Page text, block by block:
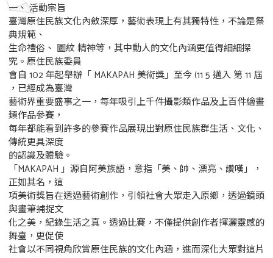
一、 活動宗旨
臺灣原住民族文化內斂深厚，藝術表現上有其獨特性，不論是祭
典規範、
生命禮俗、 圖紋 精神等，其中動人的文化內涵更值得細細探
究。原住民族委員
會自 102 年起舉辦「 MAKAPAH 美術獎」至今 (11 5 邁入 第 11 屆
，已經成為臺灣
藝術界重要盛事之一，每年吸引上千件攝影類作品及上百件繪畫
類作品參賽，
每年都能看到許多的參賽作品展現出對原住民族群生活、文化、
傳統更具深度
的認識及體驗。
「MAKAPAH 」源自阿美族語，意指「美、帥、漂亮、讚嘆」，
正如其名，這
項美術獎旨在透過藝術創作，引領社會大眾走入原鄉，透過鏡頭
與畫筆捕捉文
化之美，紀錄生活之真。透過比賽，不僅提供創作者揮灑靈感的
舞臺，更促使
社會以不同視角欣賞原住民族的文化內涵，進而深化大眾對這片